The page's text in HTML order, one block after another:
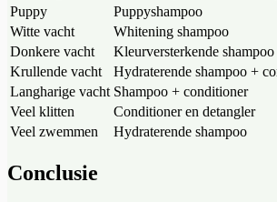
Puppy
Puppyshampoo
Witte vacht
Whitening shampoo
Donkere vacht
Kleurversterkende shampoo
Krullende vacht
Hydraterende shampoo +
Langharige vacht Shampoo + conditioner
Veel klitten
Conditioner en detangler
Veel zwemmen
Hydraterende shampoo
Conclusie